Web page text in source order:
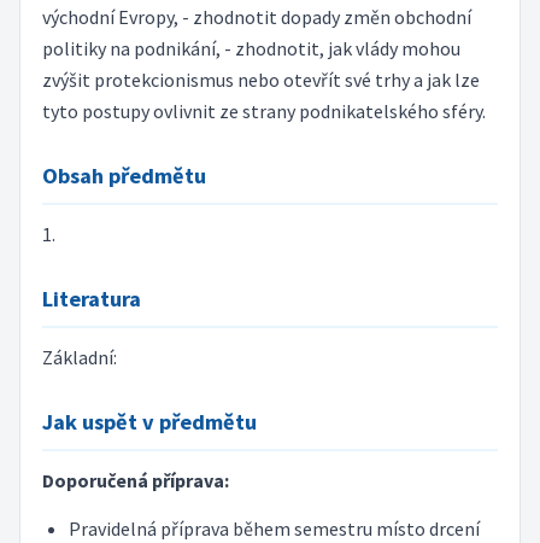
východní Evropy, - zhodnotit dopady změn obchodní
politiky na podnikání, - zhodnotit, jak vlády mohou
zvýšit protekcionismus nebo otevřít své trhy a jak lze
tyto postupy ovlivnit ze strany podnikatelského sféry.
Obsah předmětu
1.
Literatura
Základní:
Jak uspět v předmětu
Doporučená příprava:
Pravidelná příprava během semestru místo drcení